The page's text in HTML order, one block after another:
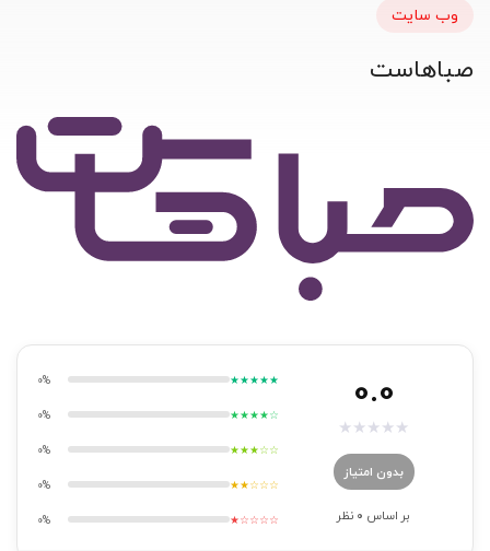
وب سایت
صباهاست
0.0
★
★
★
★
★
بدون امتیاز
بر اساس 0 نظر
★★★★★
0%
★★★★☆
0%
★★★☆☆
0%
★★☆☆☆
0%
★☆☆☆☆
0%